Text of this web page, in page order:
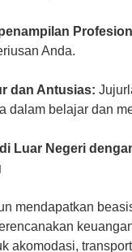
Anda.
dan Antusias:
dalam belajar dan
Luar Negeri
mendapatkan
akomodasi,